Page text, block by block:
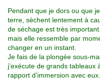
Pendant que je dors ou que
terre, sèchent lentement à
de séchage est très
mais elle ressemble par
changer en un instant.
Je fais de la plongée sous-
j’exécute de grands
rapport d’immersion avec